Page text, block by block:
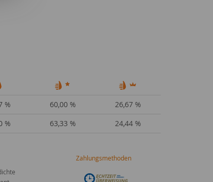
% 60,00 %
26,67 %
% 63,33 % 24,44 %
Zahlungsmethoden